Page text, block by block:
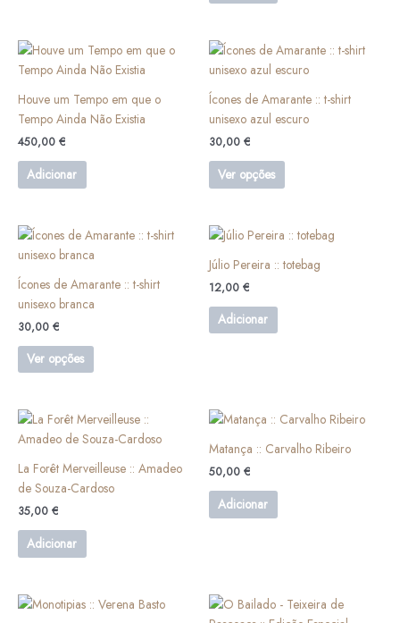
Houve um Tempo em que o
Tempo Ainda Não Existia
450,00 €
Adicionar
Ícones de Amarante :: t-shirt
unisexo azul escuro
30,00 €
Ver opções
This
product
multiple
variants.
options
may
chosen
the
Ícones de Amarante :: t-shirt
unisexo branca
30,00 €
Ver opções
This
product
multiple
variants.
options
may
chosen
product
page
Júlio Pereira :: totebag
12,00 €
Adicionar
La Forêt Merveilleuse :: Amadeo
de Souza-Cardoso
35,00 €
Adicionar
Matança :: Carvalho Ribeiro
50,00 €
Adicionar
This